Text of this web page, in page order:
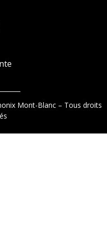
Mont-Blanc – Tous droits